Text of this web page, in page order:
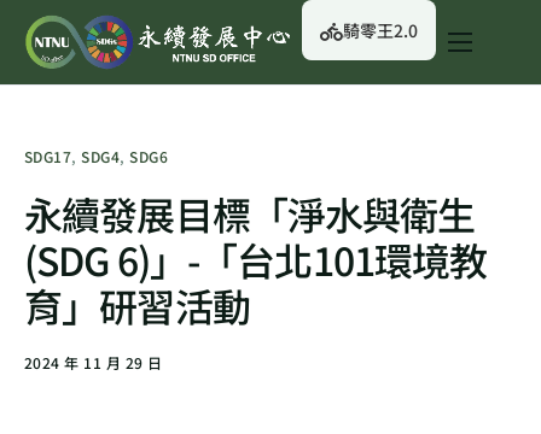
關於我們
永續資訊
校園綠生活
English
騎零王2.0
SDG17,SDG4,SDG6
永續發展目標「淨水與衛生
(SDG 6)」-「台北101環境教
育」研習活動
2024 年 11 月 29 日